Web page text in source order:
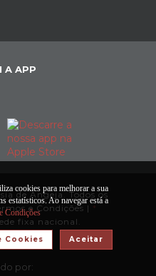
A APP
de Angeja. Todos os
e Condições | *
fixa nacional.
por:
cookies para melhorar a sua
estatísticos. Ao navegar está a
Condições
Aceitar
Cookies